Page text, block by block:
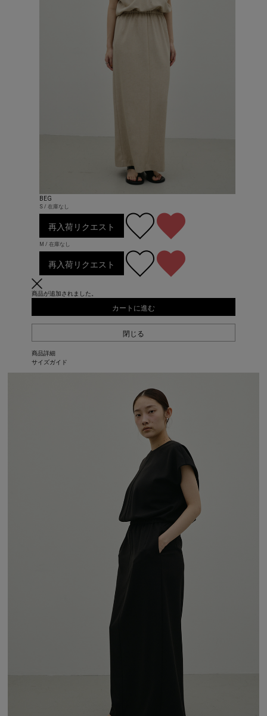
BEG
S / 在庫なし
再入荷リクエスト
M / 在庫なし
再入荷リクエスト
商品が追加されました。
カートに進む
閉じる
商品詳細
サイズガイド